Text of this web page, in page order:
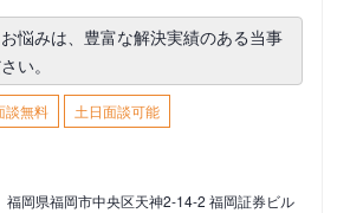
悩みは、豊富な解決実績のある当事
い。
談無料
土日面談可能
福岡県福岡市中央区天神2-14-2 福岡証券ビル